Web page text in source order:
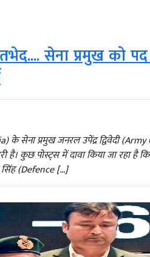
सेना प्रमुख को
के सेना प्रमुख जनरल उपेंद्र द्विवेदी
है। कुछ पोस्ट्स में दावा किया जा रहा है
सिंह (Defence […]